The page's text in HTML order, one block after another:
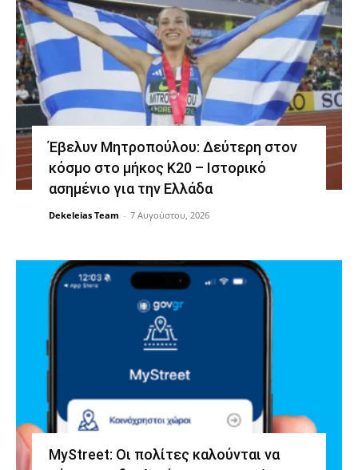
Έβελυν Μητροπούλου: Δεύτερη στον
κόσμο στο μήκος Κ20 – Ιστορικό
ασημένιο για την Ελλάδα
Dekeleias Team - 7 Αυγούστου, 2026
MyStreet: Οι πολίτες καλούνται να